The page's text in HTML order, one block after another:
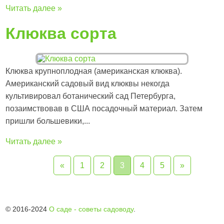
Читать далее »
Клюква сорта
Клюква крупноплодная (американская клюква).
Американский садовый вид клюквы некогда
культивировал ботанический сад Петербурга,
позаимствовав в США посадочный материал. Затем
пришли большевики,...
Читать далее »
« 1 2 3 4 5 »
© 2016-2024О саде - советы садоводу.